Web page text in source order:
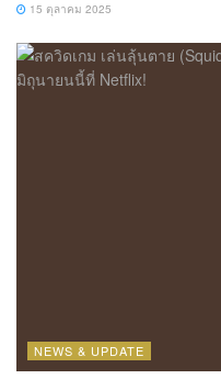
15 ตุลาคม 2025
NEWS & UPDATE